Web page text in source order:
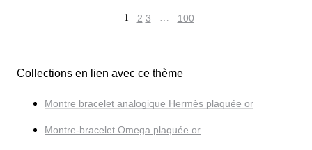
1 2 3 … 100
Collections en lien avec ce thème
Montre bracelet analogique Hermès plaquée or
Montre-bracelet Omega plaquée or